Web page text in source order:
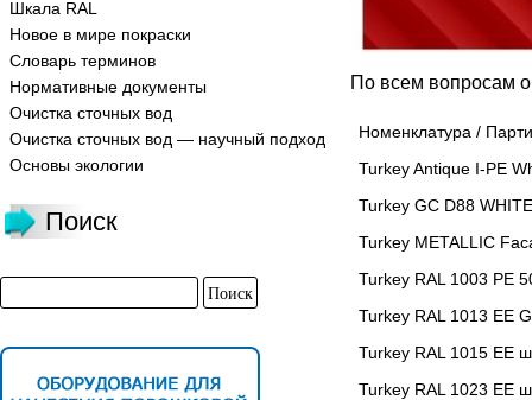
Шкала RAL
Новое в мире покраски
Словарь терминов
Нормативные документы
Очистка сточных вод
Очистка сточных вод — научный подход
Основы экологии
Поиск
По всем вопросам
Номенклатура /
Turkey Antique I-PE
Turkey GC D88
Turkey METALLIC
Turkey RAL 1003 PE
Turkey RAL 1013 EE
Turkey RAL 1015 EE
Turkey RAL 1023 EE